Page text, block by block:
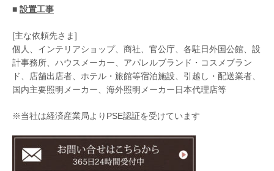
■ 設置工事
[主な依頼先さま]
個人、インテリアショップ、商社、官公庁、各駐日外国公館、設
計事務所、ハウスメーカー、アパレルブランド・コスメブラン
ド、店舗出店者、ホテル・旅館等宿泊施設、引越し・配送業者、
国内主要照明メーカー、海外照明メーカー日本代理店等
※当社は経済産業局よりPSE認証を受けています